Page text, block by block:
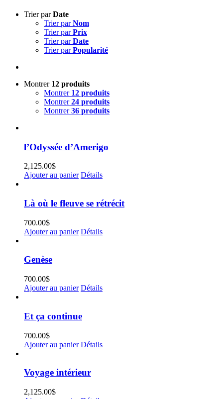
Trier parDate
Trier parNom
Trier parPrix
Trier parDate
Trier parPopularité
Montrer 12 produits
Montrer 12 produits
Montrer24 produits
Montrer36 produits
l’Odyssée d’Amerigo
2,125.00$
Ajouter au panier Détails
Là où le fleuve se rétrécit
700.00$
Ajouter au panier Détails
Genèse
700.00$
Ajouter au panier Détails
Et ça continue
700.00$
Ajouter au panier Détails
Voyage intérieur
2,125.00$